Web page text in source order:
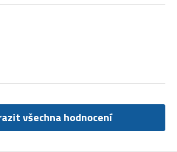
všechna hodnocení